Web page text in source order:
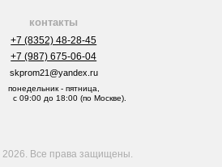
контакты
+7 (8352) 48-28-45
+7 (987) 675-06-04
skprom21@yandex.ru
понедельник - пятница,
с 09:00 до 18:00 (по Москве).
Все права защищены